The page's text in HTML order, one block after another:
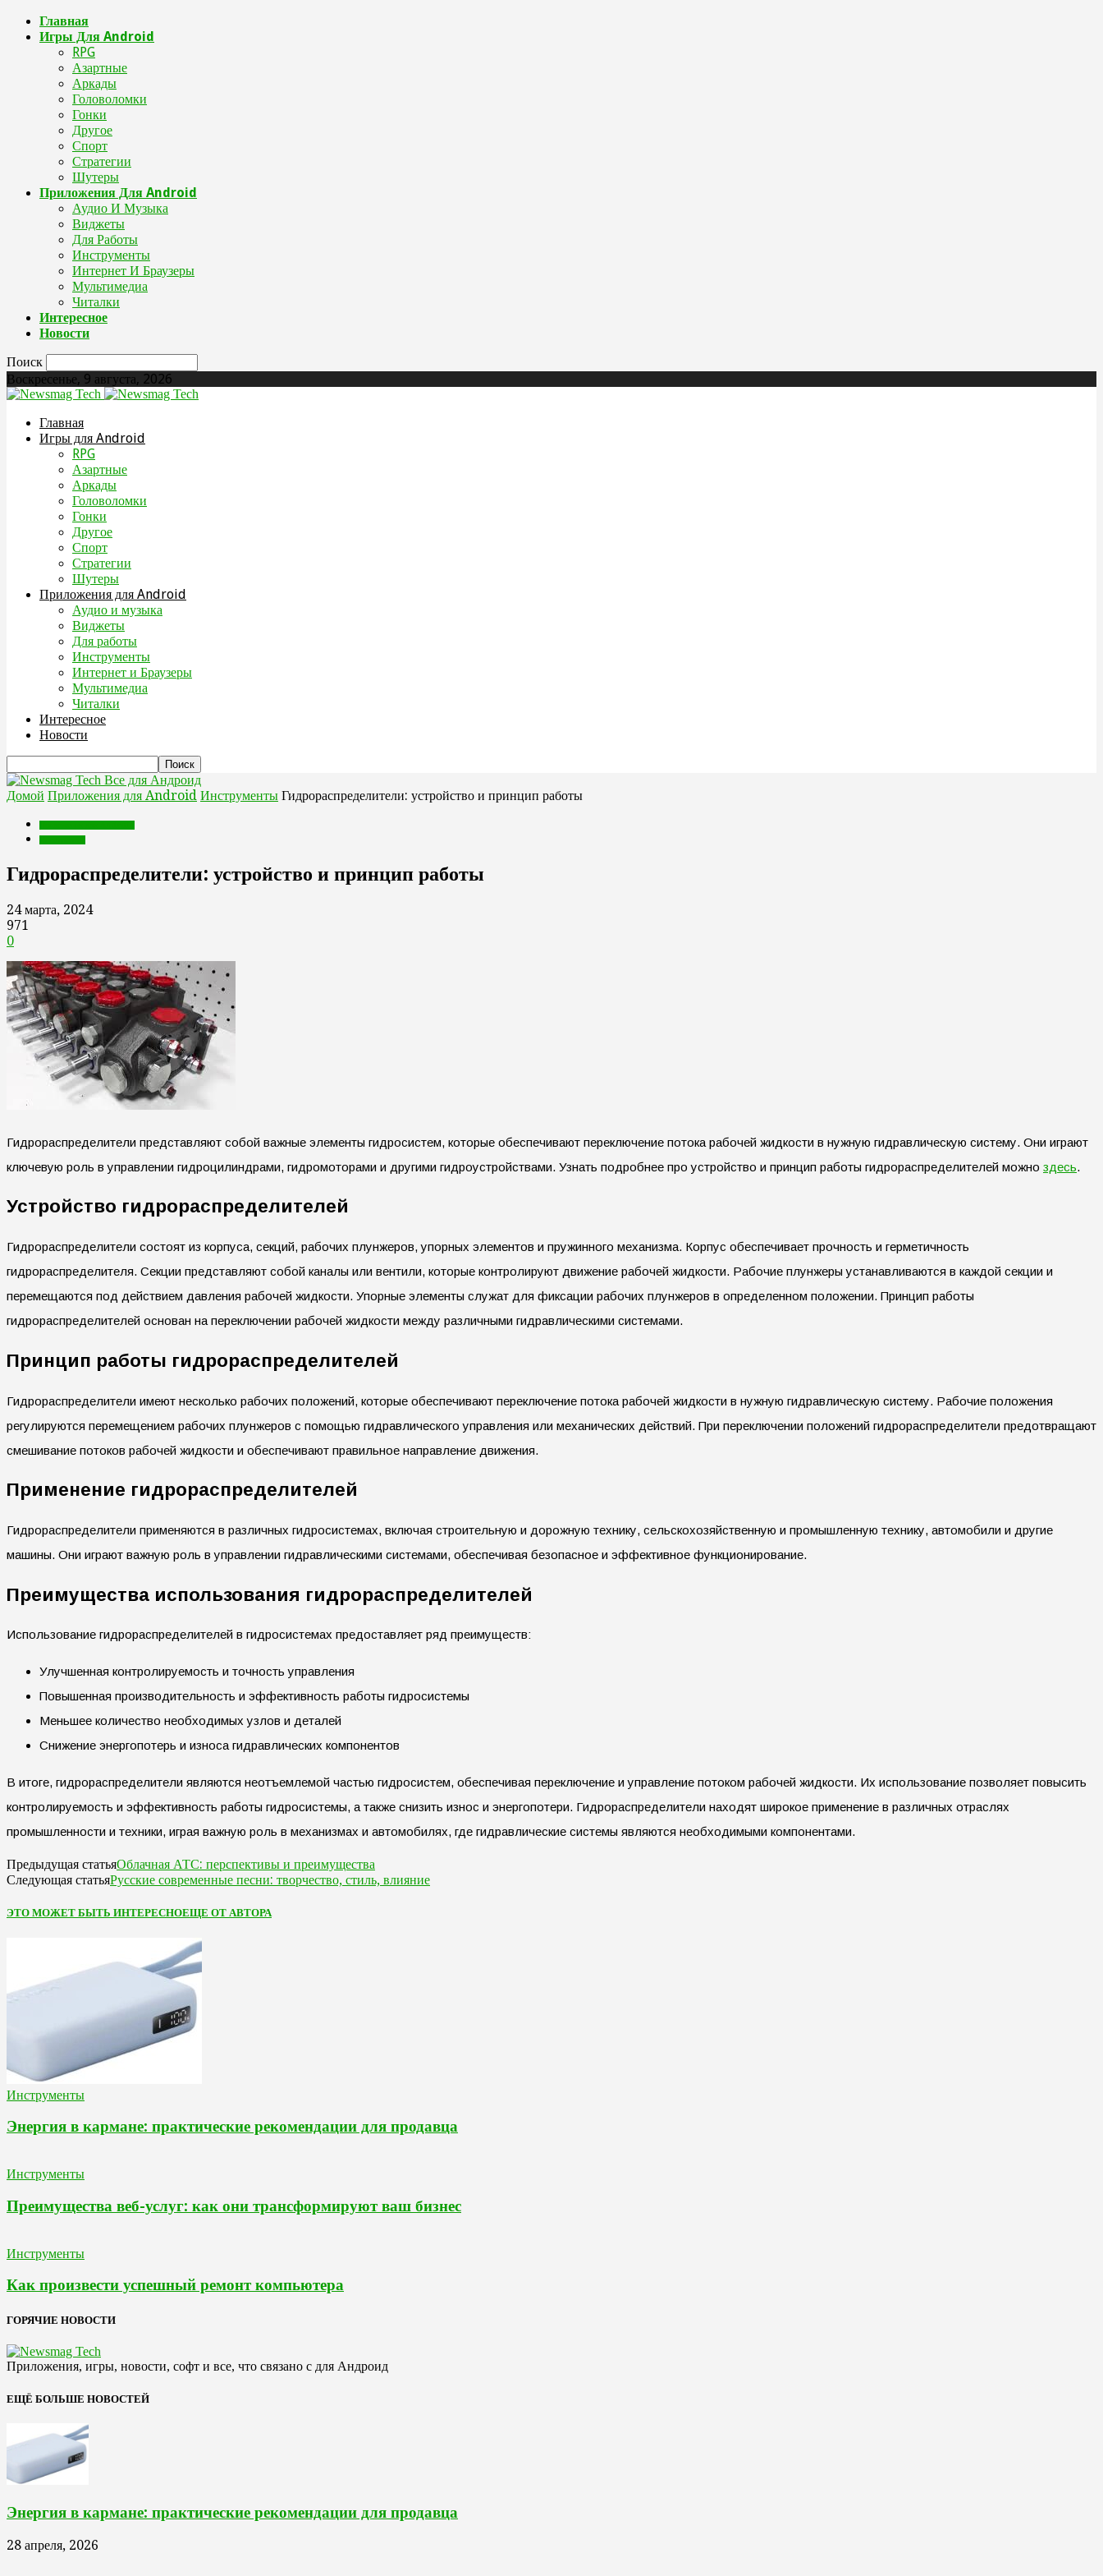
Главная
Игры Для Android
RPG
Азартные
Аркады
Головоломки
Гонки
Другое
Спорт
Стратегии
Шутеры
Приложения Для Android
Аудио И Музыка
Виджеты
Для Работы
Инструменты
Интернет И Браузеры
Мультимедиа
Читалки
Интересное
Новости
Поиск
Воскресенье, 9 августа, 2026
Главная
Игры для Android
RPG
Азартные
Аркады
Головоломки
Гонки
Другое
Спорт
Стратегии
Шутеры
Приложения для Android
Аудио и музыка
Виджеты
Для работы
Инструменты
Интернет и Браузеры
Мультимедиа
Читалки
Интересное
Новости
Все для Андроид
Домой Приложения для Android Инструменты Гидрораспределители: устройство и принцип работы
Гидрораспределители: устройство и принцип работы
24 марта, 2024
971
0
Гидрораспределители представляют собой важные элементы гидросистем, которые обеспечивают переключение потока рабочей жидкости в нужную гидравлическую систему. Они играют
ключевую роль в управлении гидроцилиндрами, гидромоторами и другими гидроустройствами. Узнать подробнее про устройство и принцип работы гидрораспределителей можно здесь.
Устройство гидрораспределителей
Гидрораспределители состоят из корпуса, секций, рабочих плунжеров, упорных элементов и пружинного механизма. Корпус обеспечивает прочность и герметичность
гидрораспределителя. Секции представляют собой каналы или вентили, которые контролируют движение рабочей жидкости. Рабочие плунжеры устанавливаются в каждой секции и
перемещаются под действием давления рабочей жидкости. Упорные элементы служат для фиксации рабочих плунжеров в определенном положении. Принцип работы
гидрораспределителей основан на переключении рабочей жидкости между различными гидравлическими системами.
Принцип работы гидрораспределителей
Гидрораспределители имеют несколько рабочих положений, которые обеспечивают переключение потока рабочей жидкости в нужную гидравлическую систему. Рабочие положения
регулируются перемещением рабочих плунжеров с помощью гидравлического управления или механических действий. При переключении положений гидрораспределители предотвращают
смешивание потоков рабочей жидкости и обеспечивают правильное направление движения.
Применение гидрораспределителей
Гидрораспределители применяются в различных гидросистемах, включая строительную и дорожную технику, сельскохозяйственную и промышленную технику, автомобили и другие
машины. Они играют важную роль в управлении гидравлическими системами, обеспечивая безопасное и эффективное функционирование.
Преимущества использования гидрораспределителей
Использование гидрораспределителей в гидросистемах предоставляет ряд преимуществ:
Улучшенная контролируемость и точность управления
Повышенная производительность и эффективность работы гидросистемы
Меньшее количество необходимых узлов и деталей
Снижение энергопотерь и износа гидравлических компонентов
В итоге, гидрораспределители являются неотъемлемой частью гидросистем, обеспечивая переключение и управление потоком рабочей жидкости. Их использование позволяет повысить
контролируемость и эффективность работы гидросистемы, а также снизить износ и энергопотери. Гидрораспределители находят широкое применение в различных отраслях
промышленности и техники, играя важную роль в механизмах и автомобилях, где гидравлические системы являются необходимыми компонентами.
Предыдущая статьяОблачная АТС: перспективы и преимущества
Следующая статьяРусские современные песни: творчество, стиль, влияние
ЭТО МОЖЕТ БЫТЬ ИНТЕРЕСНОЕЩЕ ОТ АВТОРА
Инструменты
Энергия в кармане: практические рекомендации для продавца
Инструменты
Преимущества веб-услуг: как они трансформируют ваш бизнес
Инструменты
Как произвести успешный ремонт компьютера
ГОРЯЧИЕ НОВОСТИ
Приложения, игры, новости, софт и все, что связано с для Андроид
ЕЩЁ БОЛЬШЕ НОВОСТЕЙ
Энергия в кармане: практические рекомендации для продавца
28 апреля, 2026